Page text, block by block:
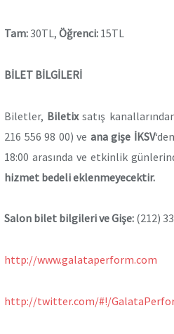
Tam:30TL, Öğrenci: 15TL
BİLET BİLGİLERİ
Biletler, Biletixsatış
216 556 98 00) ve ana gişe İKSV
18:00 arasında ve etkinlik
hizmet bedeli eklenmeyecektir.
Salon bilet bilgileri ve Gişe: (212)
http://www.galataperform.com
http://twitter.com/#!/